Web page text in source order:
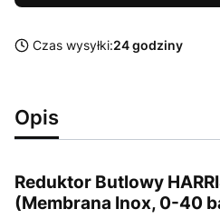
Czas wysyłki:24 godziny
Opis
Reduktor Butlowy
(Membrana Inox, 0-40